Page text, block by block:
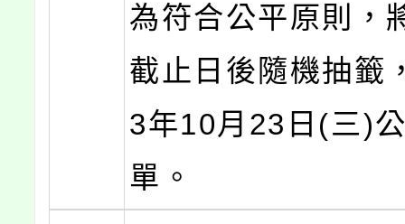
為符合公平原則，
截止日後隨機抽籤
3年10月23日(三)
單。